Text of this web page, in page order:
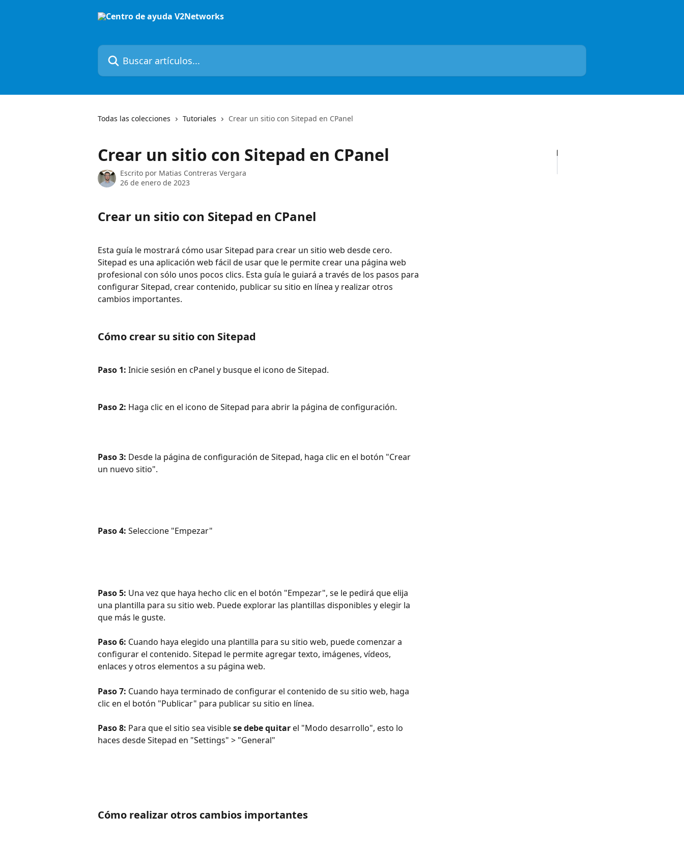
Buscar artículos...
Todas las colecciones Tutoriales Crear un sitio con Sitepad en CPanel
Crear un sitio con Sitepad en CPanel
Escrito por Matias Contreras Vergara
26 de enero de 2023
Crear un sitio con Sitepad en CPanel
Esta guía le mostrará cómo usar Sitepad para crear un sitio web desde cero.
Sitepad es una aplicación web fácil de usar que le permite crear una página web
profesional con sólo unos pocos clics. Esta guía le guiará a través de los pasos para
configurar Sitepad, crear contenido, publicar su sitio en línea y realizar otros
cambios importantes.
Cómo crear su sitio con Sitepad
Paso 1: Inicie sesión en cPanel y busque el icono de Sitepad.
Paso 2: Haga clic en el icono de Sitepad para abrir la página de configuración.
Paso 3: Desde la página de configuración de Sitepad, haga clic en el botón "Crear
un nuevo sitio".
Paso 4: Seleccione "Empezar"
Paso 5: Una vez que haya hecho clic en el botón "Empezar", se le pedirá que elija
una plantilla para su sitio web. Puede explorar las plantillas disponibles y elegir la
que más le guste.
Paso 6: Cuando haya elegido una plantilla para su sitio web, puede comenzar a
configurar el contenido. Sitepad le permite agregar texto, imágenes, vídeos,
enlaces y otros elementos a su página web.
Paso 7: Cuando haya terminado de configurar el contenido de su sitio web, haga
clic en el botón "Publicar" para publicar su sitio en línea.
Paso 8: Para que el sitio sea visible se debe quitar el "Modo desarrollo", esto lo
haces desde Sitepad en "Settings" > "General"
Cómo realizar otros cambios importantes